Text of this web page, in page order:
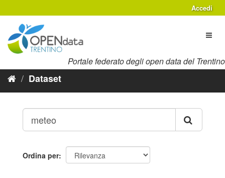
al
contenuto
Accedi
Portale federato degli open data del Trentino
Dataset
Ordina per